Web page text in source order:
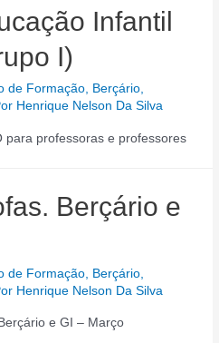
Infantil
I)
de Formação Berçário
Henrique Nelson Da Silva
para professoras e professores
Berçário e
de Formação Berçário
Henrique Nelson Da Silva
e GI – Março